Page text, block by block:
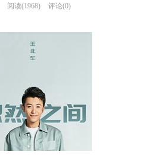
阅读(1968) 评论(0)